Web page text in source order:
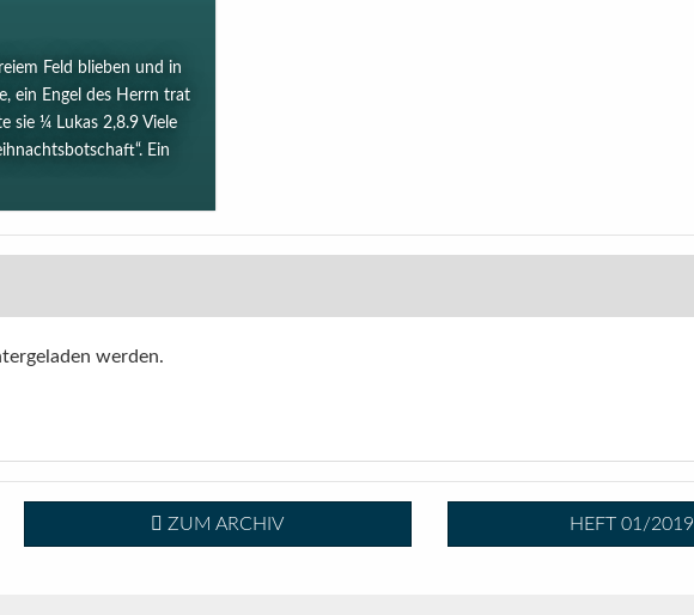
Feld blieben und in
ein Engel des Herrn trat
sie ¼ Lukas 2,8.9 Viele
Ein
werden.
ZUM ARCHIV HEFT 01/2019